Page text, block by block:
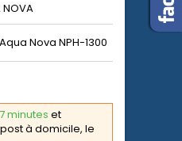
NOVA
Nova NPH-1300
minutes et
à domicile, le